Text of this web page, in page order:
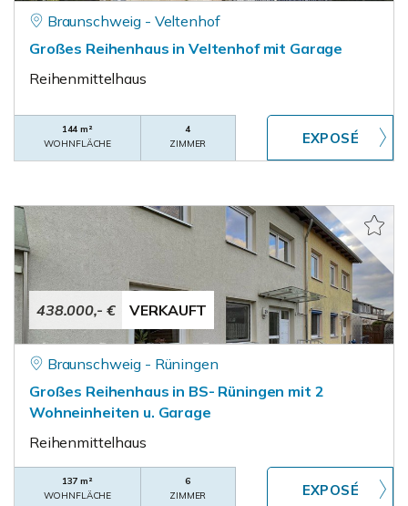
Braunschweig - Veltenhof
Großes Reihenhaus in Veltenhof mit Garage
Reihenmittelhaus
144 m²
WOHNFLÄCHE
4
ZIMMER
438.000,- € VERKAUFT
Braunschweig - Rüningen
Großes Reihenhaus in BS- Rüningen mit 2
Wohneinheiten u. Garage
Reihenmittelhaus
137 m²
WOHNFLÄCHE
6
ZIMMER